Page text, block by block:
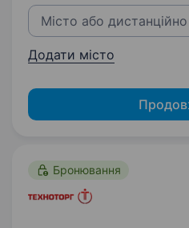
Додати місто
Бронювання